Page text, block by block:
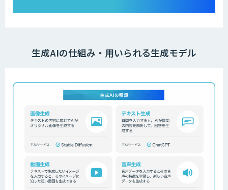
生成AIの仕組み・用いられる生成モデル